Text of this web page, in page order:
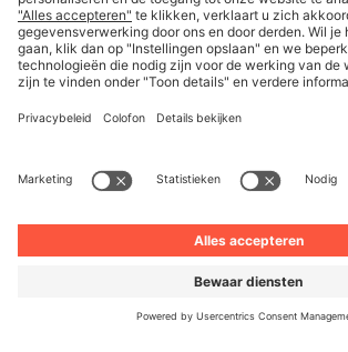
Algemene Voorwaarden
Nederlands